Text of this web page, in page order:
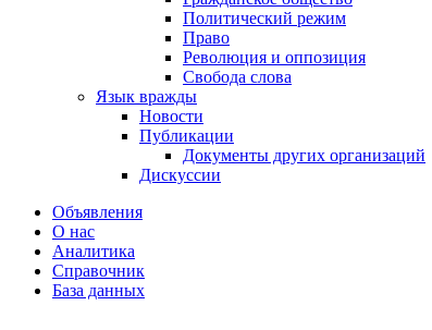
Политический режим
Право
Революция и оппозиция
Свобода слова
Язык вражды
Новости
Публикации
Документы других организаций
Дискуссии
Объявления
О нас
Аналитика
Справочник
База данных